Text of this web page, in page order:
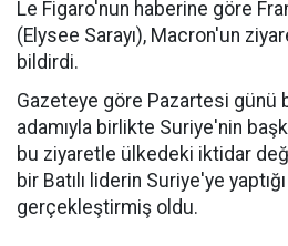
Le Figaro'nun haberine göre
(Elysee Sarayı), Macron'un
bildirdi.
Gazeteye göre Pazartesi günü
adamıyla birlikte Suriye'nin
bu ziyaretle ülkedeki iktidar
bir Batılı liderin Suriye'ye
gerçekleştirmiş oldu.